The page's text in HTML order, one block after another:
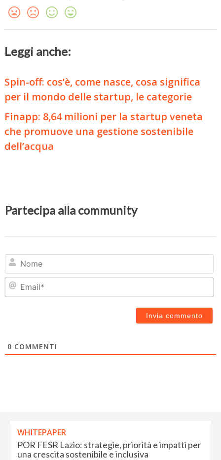
Leggi anche:
Spin-off: cos’è, come nasce, cosa significa
per il mondo delle startup, le categorie
Finapp: 8,64 milioni per la startup veneta
che promuove una gestione sostenibile
dell’acqua
Partecipa alla community
0 COMMENTI
WHITEPAPER
POR FESR Lazio: strategie, priorità e impatti per
una crescita sostenibile e inclusiva